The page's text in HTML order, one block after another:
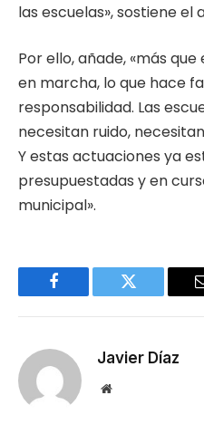
las escuelas», sostiene el
Por ello, añade, «más
en marcha, lo que hace
responsabilidad. Las
necesitan ruido,
Y estas actuaciones ya
presupuestadas y en
municipal».
Facebook Twitter
Javier Díaz
Website